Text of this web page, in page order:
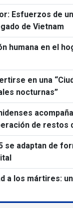
Esfuerzos de
de Vietnam
humana en el
en una
nocturnas”
de restos
se adaptan de
a los mártires: